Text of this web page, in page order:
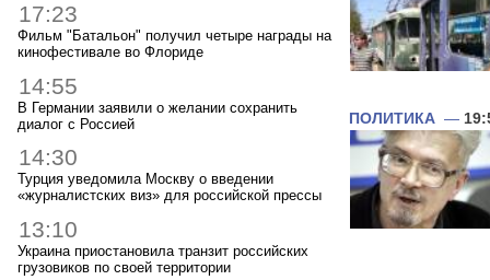
17:23
Фильм "Батальон" получил четыре награды на
кинофестивале во Флориде
14:55
В Германии заявили о желании сохранить
диалог с Россией
14:30
Турция уведомила Москву о введении
«журналистских виз» для российской прессы
13:10
Украина приостановила транзит российских
грузовиков по своей территории
ПОЛИТИКА —